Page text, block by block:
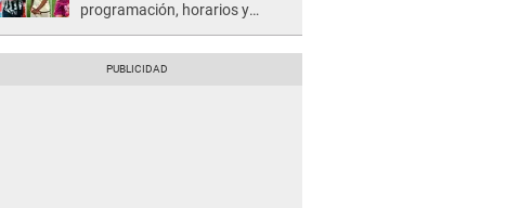
programación, horarios y